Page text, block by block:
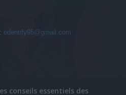
edentify95@gmail.com
conseils essentiels des